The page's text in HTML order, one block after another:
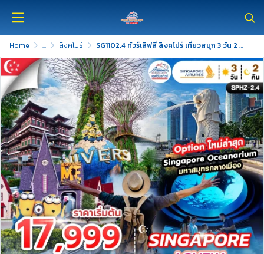
Home ... สิงคโปร์ SG1102.4 ทัวร์เลิฟลี่ สิงคโปร์ เที่ยวสนุก 3 วัน 2 คืน (SQ)